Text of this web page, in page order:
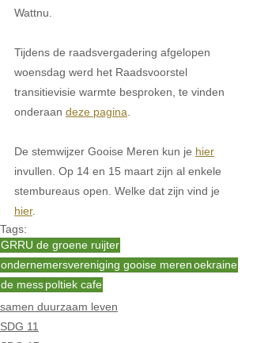
Wattnu.
Tijdens de raadsvergadering afgelopen
woensdag werd het Raadsvoorstel
transitievisie warmte besproken, te vinden
onderaan deze pagina
De stemwijzer Gooise Meren kun je hier
invullen. Op 14 en 15 maart zijn al enkele
stembureaus open. Welke dat zijn vind je
hier.
Tags:
GRRU de groene ruijter
ondernemersvereniging gooise merenoekraine
de messpoltiek cafe
samen duurzaam leven
SDG 11